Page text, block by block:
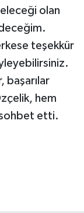
olan
teşekkür
başarılar
hem
etti.